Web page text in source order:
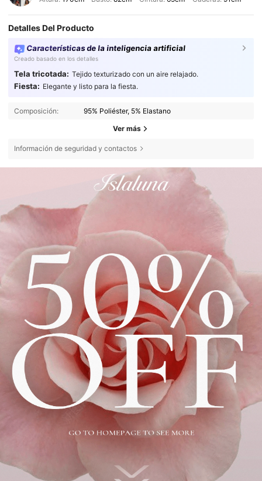
Detalles Del Producto
Características de la inteligencia artificial
Creado basado en los detalles
Tela tricotada: Tejido texturizado con un aire relajado.
Fiesta: Elegante y listo para la fiesta.
Composición: 95% Poliéster, 5% Elastano
Ver más
Información de seguridad y contactos